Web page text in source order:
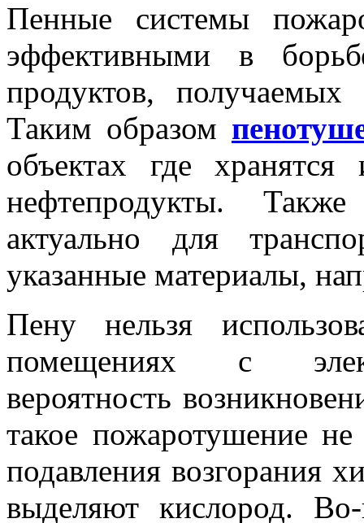
Пенные системы
эффективными в
продуктов, получаемых
Таким образом
объектах где
нефтепродукты.
актуально для
указанные материалы,
Пену нельзя
помещениях с
вероятность
такое пожаротушение
подавления возгорания
выделяют кислород.